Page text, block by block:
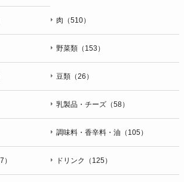
肉（510）
野菜類（153）
豆類（26）
乳製品・チーズ（58）
調味料・香辛料・油（105）
ドリンク（125）